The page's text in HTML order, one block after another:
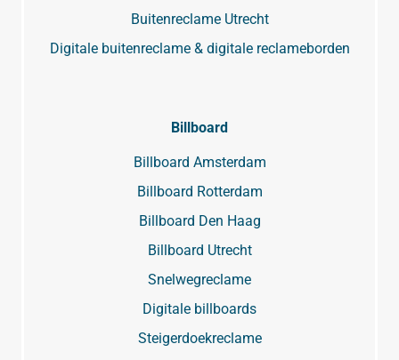
Buitenreclame Utrecht
Digitale buitenreclame & digitale reclameborden
Billboard
Billboard Amsterdam
Billboard Rotterdam
Billboard Den Haag
Billboard Utrecht
Snelwegreclame
Digitale billboards
Steigerdoekreclame